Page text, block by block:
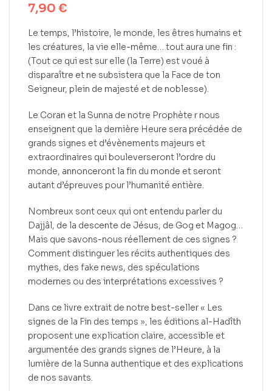
7,90 €
Le temps, l’histoire, le monde, les êtres humains et
les créatures, la vie elle-même… tout aura une fin :
(Tout ce qui est sur elle (la Terre) est voué à
disparaître et ne subsistera que la Face de ton
Seigneur, plein de majesté et de noblesse).
Le Coran et la Sunna de notre Prophète r nous
enseignent que la dernière Heure sera précédée de
grands signes et d’évènements majeurs et
extraordinaires qui bouleverseront l’ordre du
monde, annonceront la fin du monde et seront
autant d’épreuves pour l’humanité entière.
Nombreux sont ceux qui ont entendu parler du
Dajjâl, de la descente de Jésus, de Gog et Magog…
Mais que savons-nous réellement de ces signes ?
Comment distinguer les récits authentiques des
mythes, des fake news, des spéculations
modernes ou des interprétations excessives ?
Dans ce livre extrait de notre best-seller « Les
signes de la Fin des temps », les éditions al-Hadîth
proposent une explication claire, accessible et
argumentée des grands signes de l’Heure, à la
lumière de la Sunna authentique et des explications
de nos savants.